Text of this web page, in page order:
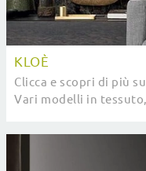
KLOÈ
Clicca e scopri di più
Vari modelli in